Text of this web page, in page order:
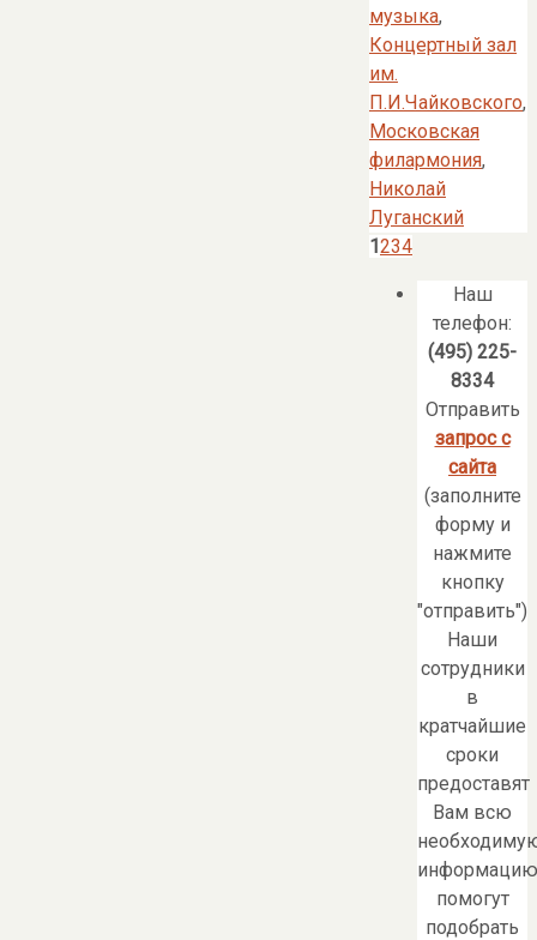
музыка,
Концертный зал
им.
П.И.Чайковского,
Московская
филармония,
Николай
Луганский
1234
Наш
телефон:
(495) 225-
8334
Отправить
запрос с
сайта
(заполните
форму и
нажмите
кнопку
"отправить")
Наши
сотрудники
в
кратчайшие
сроки
предоставят
Вам всю
помогут
подобрать